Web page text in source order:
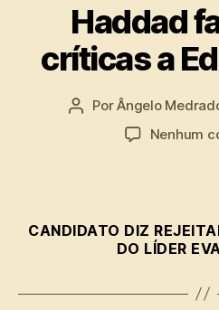
Haddad
críticas a
Autor
PorÂngelo
Nenhum
CANDIDATO DIZ
DO LÍDER